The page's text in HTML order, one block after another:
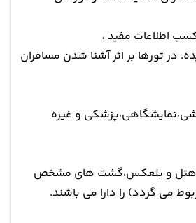
اطلاعات مفید ،
در تورها بر اثر آشنا شدن مسافران
و غیره
به هتل و بلعکس،گشت های مشخص
می گردد) را دارا می باشند.